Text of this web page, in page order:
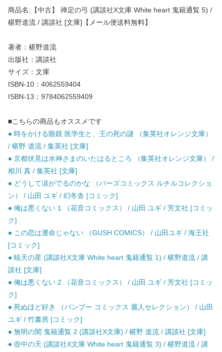
商品名:【中古】 禅定の弓 (講談社X文庫 White heart 鬼籍通覧 5) /
椹野道流 / 講談社 [文庫]【メール便送料無料】
著者：椹野道流
出版社：講談社
サイズ：文庫
ISBN-10：4062559404
ISBN-13：9784062559409
■こちらの商品もオススメです
● 時をかける眼鏡 医学生と、王の死の謎 （集英社オレンジ文庫）
/ 椹野 道流 / 集英社 [文庫]
● 京都伏見は水神さまのいたはるところ （集英社オレンジ文庫） /
相川 真 / 集英社 [文庫]
● どうして涙がでるのかな （バーズコミックス ルチルコレクショ
ン） / 山田 ユギ / 幻冬舎 [コミック]
● 俺は悪くない 1 （花音コミックス） / 山田 ユギ / 芳文社 [コミッ
ク]
● この恋は運命じゃない （GUSH COMICS） / 山田ユギ / 海王社
[コミック]
● 暁天の星 (講談社X文庫 White heart 鬼籍通覧 1) / 椹野道流 / 講
談社 [文庫]
● 俺は悪くない 2 （花音コミックス） / 山田 ユギ / 芳文社 [コミッ
ク]
● 死ぬほど好き （バンブー コミックス 麗人セレクション） / 山田
ユギ / 竹書房 [コミック]
● 無明の闇 鬼籍通覧 2 (講談社X文庫) / 椹野 道流 / 講談社 [文庫]
● 壺中の天 (講談社X文庫 White heart 鬼籍通覧 3) / 椹野道流 / 講